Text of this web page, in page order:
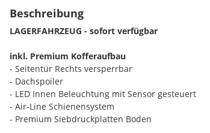
Beschreibung
LAGERFAHRZEUG - sofort verfügbar
inkl. Premium Kofferaufbau
- Seitentür Rechts versperrbar
- Dachspoiler
- LED Innen Beleuchtung mit Sensor gesteuert
- Air-Line Schienensystem
- Premium Siebdruckplatten Boden